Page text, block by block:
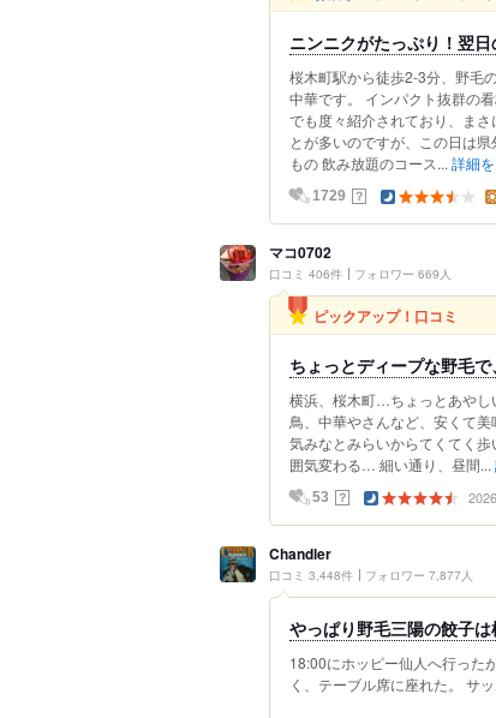
ニンニクがたっぷり！翌
桜木町駅から徒歩2-3分、野毛
中華です。 インパクト抜群の
でも度々紹介されており、まさ
とが多いのですが、この日は
もの 飲み放題のコース... 詳細
1729 ？
マコ0702
口コミ 406件 フォロワー 669人
ピックアップ！口コミ
ちょっとディープな野毛で
横浜、桜木町…ちょっとあやし
鳥、中華やさんなど、安くて
気みなとみらいからてくてく
囲気変わる… 細い通り、昼間...
53 ？
Chandler
口コミ 3,448件 フォロワー 7,877人
やっぱり野毛三陽の餃子
18:00にホッピー仙人へ行った
く、テーブル席に座れた。 サ